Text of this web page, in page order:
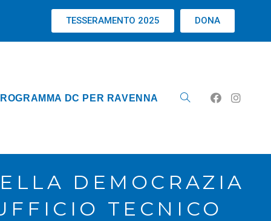
TESSERAMENTO 2025 DONA
DC PER RAVENNA
DEMOCRAZIA
TECNICO